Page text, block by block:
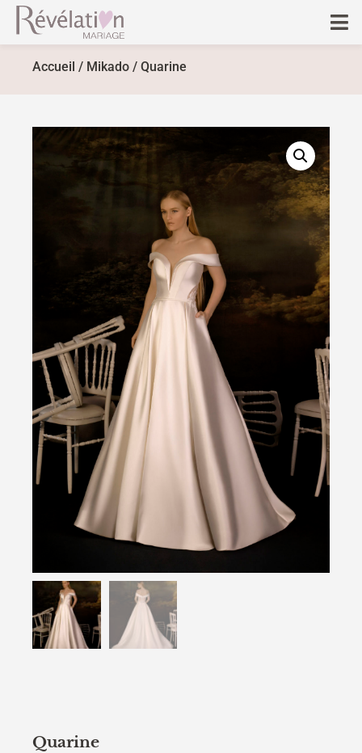
Accueil / Mikado / Quarine
Quarine